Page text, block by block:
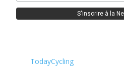
TodayCycling